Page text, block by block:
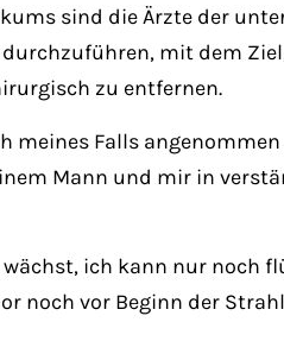
sind die Ärzte der
mit dem
zu entfernen.
meines Falls
Mann und mir in
ich kann nur noch
noch vor Beginn der